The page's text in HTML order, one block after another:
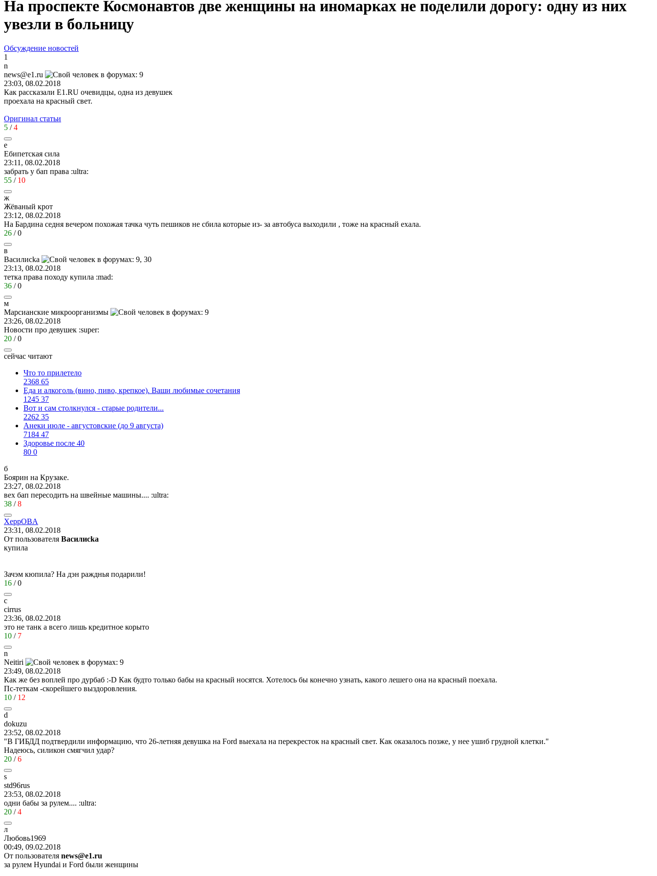
На проспекте Космонавтов две женщины на иномарках не поделили дорогу: одну из них
увезли в больницу
Обсуждение новостей
1
n
news@e1.ru
23:03, 08.02.2018
Как рассказали E1.RU очевидцы, одна из девушек
проехала на красный свет.
Оригинал статьи
5 /4
е
Ебипетская сила
23:11, 08.02.2018
забрать у бап права :ultra:
55 / 10
ж
Жёваный крот
23:12, 08.02.2018
На Бардина седня вечером похожая тачка чуть пешиков не сбила которые из- за автобуса выходили , тоже на красный ехала.
26 /0
в
Василисkа
23:13, 08.02.2018
тетка права походу купила :mad:
36 /0
м
Марсианские микроорганизмы
23:26, 08.02.2018
Новости про девушек :super:
20 /0
сейчас читают
Что то прилетело
2368 65
Еда и алкоголь (вино, пиво, крепкое). Ваши любимые сочетания
1245 37
Вот и сам столкнулся - старые родители...
2262 35
Анеки июле - августовские (до 9 августа)
7184 47
Здоровье после 40
80 0
б
Боярин на Крузаке.
23:27, 08.02.2018
вех бап пересодить на швейные машины.... :ultra:
38 /8
XeppOBA
23:31, 08.02.2018
От пользователя Василисkа
купила
Зачэм кюпила? На дэн ражднья подарили!
16 /0
c
cirrus
23:36, 08.02.2018
это не танк а всего лишь кредитное корыто
10 / 7
n
Neitiri
23:49, 08.02.2018
Как же без воплей про дурбаб :-D Как будто только бабы на красный носятся. Хотелось бы конечно узнать, какого лешего она на красный поехала.
Пс-теткам -скорейшего выздоровления.
10 / 12
d
dokuzu
23:52, 08.02.2018
"В ГИБДД подтвердили информацию, что 26-летняя девушка на Ford выехала на перекресток на красный свет. Как оказалось позже, у нее ушиб грудной клетки."
Надеюсь, силикон смягчил удар?
20 /6
s
std96rus
23:53, 08.02.2018
одни бабы за рулем.... :ultra:
20 /4
л
Любовь1969
00:49, 09.02.2018
От пользователя news@e1.ru
за рулем Hyundai и Ford были женщины